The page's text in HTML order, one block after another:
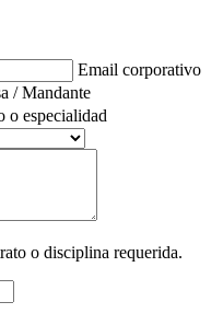
Email corporativo
/ Mandante
o especialidad
o disciplina requerida.